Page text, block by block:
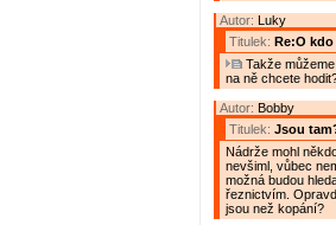
Autor: Luky
Titulek: Re:O
Takže
na ně chcete
Autor: Bobby
Titulek: Jsou
Nádrže mohl
nevšiml, vůbec
možná budou
řeznictvím.
jsou než kopání?